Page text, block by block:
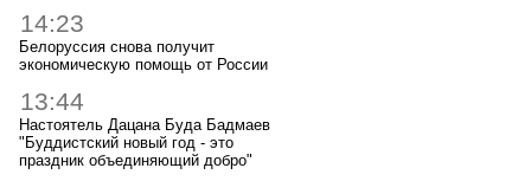
14:23
Белоруссия снова получит
экономическую помощь от России
13:44
Настоятель Дацана Буда Бадмаев
"Буддистский новый год - это
праздник объединяющий добро"